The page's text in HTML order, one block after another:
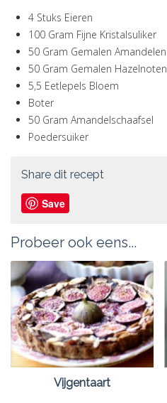
4 Stuks Eieren
100 Gram Fijne Kristalsuliker
50 Gram Gemalen Amandelen
50 Gram Gemalen Hazelnoten
5,5 Eetlepels Bloem
Boter
50 Gram Amandelschaafsel
Poedersuiker
Share dit recept
Save
Probeer ook eens...
Vijgentaart